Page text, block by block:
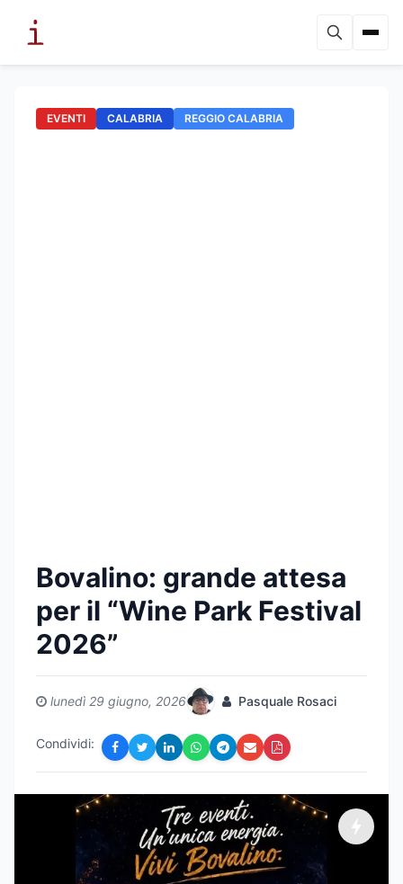
EVENTI CALABRIA REGGIO CALABRIA
Bovalino: grande attesa
per il “Wine Park Festival
2026”
lunedì 29 giugno, 2026 Pasquale Rosaci
Condividi: